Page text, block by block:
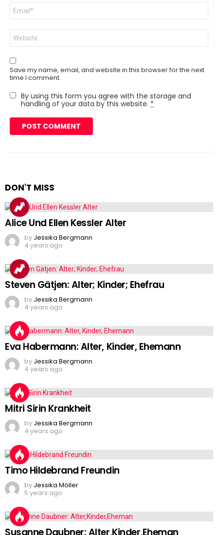
Email
Website
Save my name, email, and website in this browser for the next
time I comment.
By using this form you agree with the storage and
handling of your data by this website. *
DON'T MISS
Alice Und Ellen Kessler Alter
by Jessika Bergmann
4 years ago
Steven Gätjen: Alter; Kinder; Ehefrau
by Jessika Bergmann
4 years ago
Eva Habermann: Alter, Kinder, Ehemann
by Jessika Bergmann
4 years ago
Mitri Sirin Krankheit
by Jessika Bergmann
4 years ago
Timo Hildebrand Freundin
by Jessika Möller
5 years ago
Susanne Daubner: Alter,Kinder,Eheman